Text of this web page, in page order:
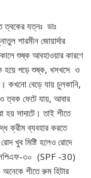
ত্বকের যত্নঃ ডাঃ
শারমীন জোয়ার্দার
শুষ্ক আবহাওয়ার কারণে
হয়ে পড়ে শুষ্ক, খসখসে ও
কখনো বেড়ে যায় চুলকানি,
ত্বক ফেটে যায়, আবার
হয় সাদাটে। তাই শীতে
ক্রীম ব্যবহার করতে
খুব মিষ্টি হলেও রোদে
এসপিএফ-৩০ (SPF -30)
অনেকে শীতে রুম হিটার